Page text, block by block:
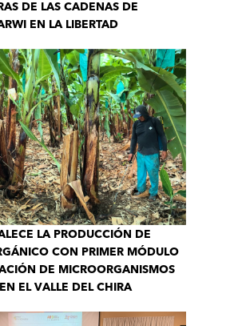
DE LAS CADENAS DE
EN LA LIBERTAD
LA PRODUCCIÓN DE
CON PRIMER MÓDULO
DE MICROORGANISMOS
EL VALLE DEL CHIRA